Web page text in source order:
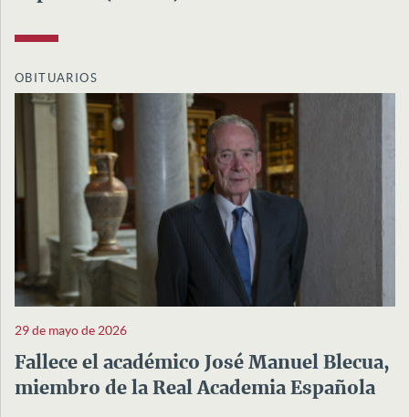
OBITUARIOS
29 de mayo de 2026
Fallece el académico José Manuel Blecua,
miembro de la Real Academia Española